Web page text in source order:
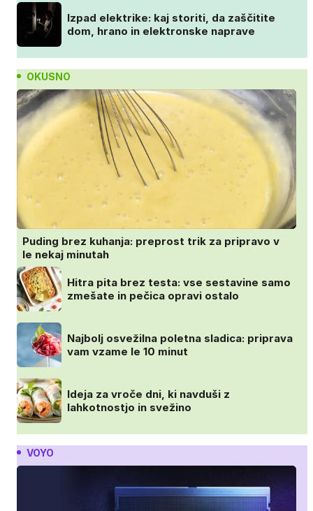
Izpad elektrike: kaj storiti, da zaščitite
dom, hrano in elektronske naprave
OKUSNO
Puding brez kuhanja: preprost trik za pripravo v
le nekaj minutah
Hitra pita brez testa: vse sestavine samo
zmešate in pečica opravi ostalo
Najbolj osvežilna poletna sladica: priprava
vam vzame le 10 minut
Ideja za vroče dni, ki navduši z
lahkotnostjo in svežino
VOYO